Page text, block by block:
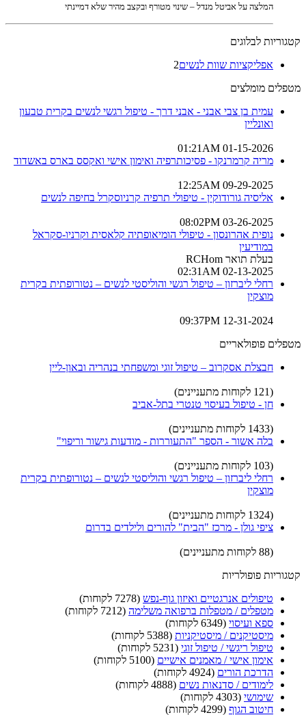
המלצה על אביטל מנדל – שינוי מטורף ובקצב מהיר שלא דמיינתי
קטגוריות לבלוגים
אפליקציות שוות לנשים2
מטפלים מומלצים
עמית בן צבי אבני - אבני דרך - טיפול רגשי לנשים בקרית טבעון
ואונליין
01-15-2026 01:21AM
מריה קרמרנקו - פסיכותרפיה ואימון אישי ואקסס בארס באשדוד
09-29-2025 12:25AM
אליסיה גורודוקין - טיפולי תרפיה קרניוסקרל בחיפה לנשים
03-26-2025 08:02PM
נופית אהרונסון - טיפולי הומיאופתיה קלאסית וקרניו-סקראל
במודיעין
בעלת תואר RCHom
02-13-2025 02:31AM
רחלי ליברזון – טיפול רגשי והוליסטי לנשים – נטורופתית בקרית
מוצקין
12-31-2024 09:37PM
מטפלים פופולאריים
חבצלת אסקרוב – טיפול זוגי ומשפחתי בנהריה ובאון-ליין
(121 לקוחות מתעניינים)
חן - טיפול בעיסוי טנטרי בתל-אביב
(1433 לקוחות מתעניינים)
בלה אשור - הספר "התעוררות - מודעות גישור וריפוי"
(103 לקוחות מתעניינים)
רחלי ליברזון – טיפול רגשי והוליסטי לנשים – נטורופתית בקרית
מוצקין
(1324 לקוחות מתעניינים)
ציפי גולן - מרכז "הבית" להורים ולילדים בדרום
(88 לקוחות מתעניינים)
קטגוריות פופולריות
טיפולים אנרגטיים ואיזון גוף-נפש (7278 לקוחות)
מטפלים / מטפלות ברפואה משלימה (7212 לקוחות)
ספא ועיסוי (6349 לקוחות)
מיסטיקנים / מיסטיקניות (5388 לקוחות)
טיפול ריגשי / טיפול זוגי (5231 לקוחות)
אימון אישי / מאמנים אישיים (5100 לקוחות)
הדרכת הורים (4924 לקוחות)
לימודים / סדנאות נשים (4888 לקוחות)
שימושי (4303 לקוחות)
חיטוב הגוף (4299 לקוחות)